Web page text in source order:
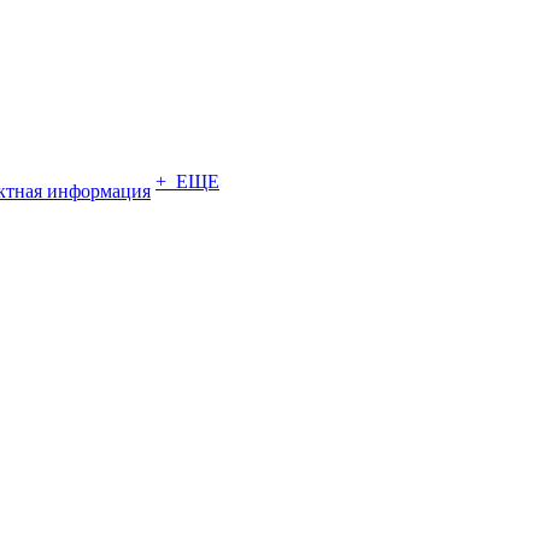
информация + ЕЩЕ